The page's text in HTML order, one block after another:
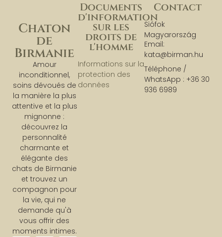
Chaton
de
Birmanie
Amour
inconditionnel,
soins dévoués de
la manière la plus
attentive et la plus
mignonne :
découvrez la
personnalité
charmante et
élégante des
chats de Birmanie
et trouvez un
compagnon pour
la vie, qui ne
demande qu'à
vous offrir des
moments intimes.
Contact
Siófok
Magyarország
Email:
kata@birman.hu
Téléphone /
WhatsApp : +36 30
936 6989
Documents
d'information
sur les
droits de
l'homme
Informations sur la
protection des
données